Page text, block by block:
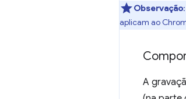
Observação:
aplicam ao
A